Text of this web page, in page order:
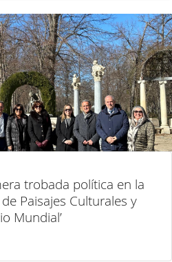
trobada política en la
Paisajes Culturales y
Mundial’